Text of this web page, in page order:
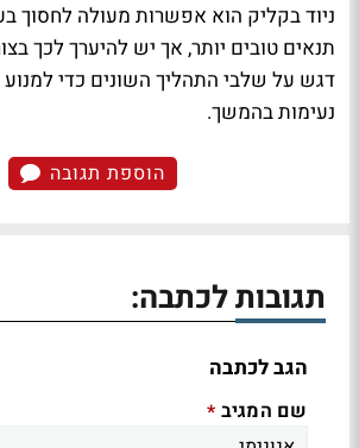
ניוד בקליק הוא אפשרות מעולה לחסוך
תנאים טובים יותר, אך יש להיערך לכך
דגש על שלבי התהליך השונים כדי
נעימות בהמשך.
הוספת תגובה
תגובות לכתבה:
הגב לכתבה
שם המגיב *